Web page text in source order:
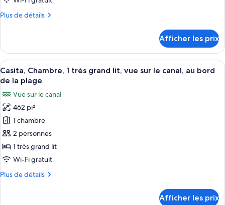
Signature,
très
grand
lit
et
1
canapé-
lit,
non-
fumeur,
vue
sur
Plus de détails
Plus
Casita
Signature,
Suite,
1
grand
lit
et
canapé-
non-
fumeur,
sur
Afficher les prix
Afficher
toutes
photos
pour
ce
type
de
chambre :
Chambre,
Une chambre d’hôtel moderne
3
Casita, Chambre, 1 très grand lit, vue sur le canal, au bord
de la plage
Vue sur le canal
462 pi²
1 chambre
2 personnes
1 très grand lit
Wi-Fi gratuit
Plus de détails
Plus
Afficher les prix